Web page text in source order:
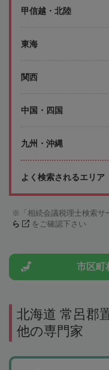
甲信越・北陸
東海
関西
中国・四国
九州・沖縄
よく検索されるエリア
「相続会議税理士検索
ら
をご確認下さい
市区町
北海道 常呂郡
他の専門家